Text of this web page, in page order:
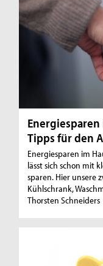
Tipps für den
Energiesparen im
lässt sich schon mit
sparen. Hier unsere
Kühlschrank,
Thorsten Schneiders